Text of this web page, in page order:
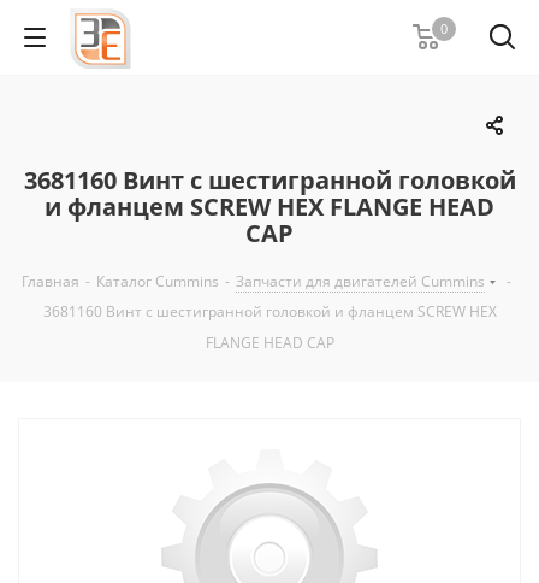
0
3681160 Винт с шестигранной головкой
и фланцем SCREW HEX FLANGE HEAD
CAP
Главная - Каталог Cummins - Запчасти для двигателей Cummins
-
3681160 Винт с шестигранной головкой и фланцем SCREW HEX
FLANGE HEAD CAP